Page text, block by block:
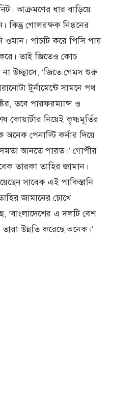
আক্রমণের ধার বাড়িয়ে
কিন্তু গোলরক্ষক নিপ্পনের
পাঁচটি করে পিসি পায়
তাই জিতেও কোচ
উচ্ছ্বাসে, ‘জিতে গেমস শুরু
টুর্নামেন্টে সামনে পথ
তবে পারফরম্যান্স ও
কোয়ার্টার নিয়েই কৃষ্ণমূর্তির
অনেক পেনাল্টি কর্নার দিয়ে
আনতে পারত।’ গোপীর
তারকা তাহির জামান।
সাবেক এই পাকিস্তানি
জামানের চোখে
‘বাংলাদেশের এ দলটি বেশ
উন্নতি করেছে অনেক।’